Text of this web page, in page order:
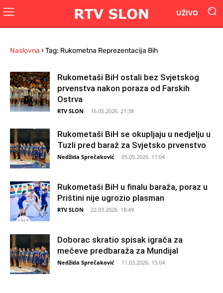
UŽIVO
Naslovna ›Tag: Rukometna Reprezentacija Bih
Rukometaši BiH ostali bez Svjetskog
prvenstva nakon poraza od Farskih
Ostrva
RTV SLON - 16.05.2026. 21:38
Rukometaši BiH se okupljaju u nedjelju u
Tuzli pred baraž za Svjetsko prvenstvo
Nedžida Sprečaković - 05.05.2026. 11:04
Rukometaši BiH u finalu baraža, poraz u
Prištini nije ugrozio plasman
RTV SLON - 22.03.2026. 18:49
Doborac skratio spisak igrača za
mečeve predbaraža za Mundijal
Nedžida Sprečaković - 11.03.2026. 15:04